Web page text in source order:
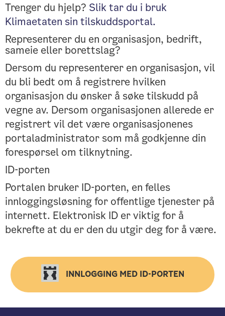
Trenger du hjelp? Slik tar du i bruk
Klimaetaten sin tilskuddsportal.
Representerer du en organisasjon, bedrift,
sameie eller borettslag?
Dersom du representerer en organisasjon, vil
du bli bedt om å registrere hvilken
organisasjon du ønsker å søke tilskudd på
vegne av. Dersom organisasjonen allerede er
registrert vil det være organisasjonenes
portaladministrator som må godkjenne din
forespørsel om tilknytning.
ID-porten
Portalen bruker ID-porten, en felles
innloggingsløsning for offentlige tjenester på
internett. Elektronisk ID er viktig for å
bekrefte at du er den du utgir deg for å være.
INNLOGGING MED ID-PORTEN